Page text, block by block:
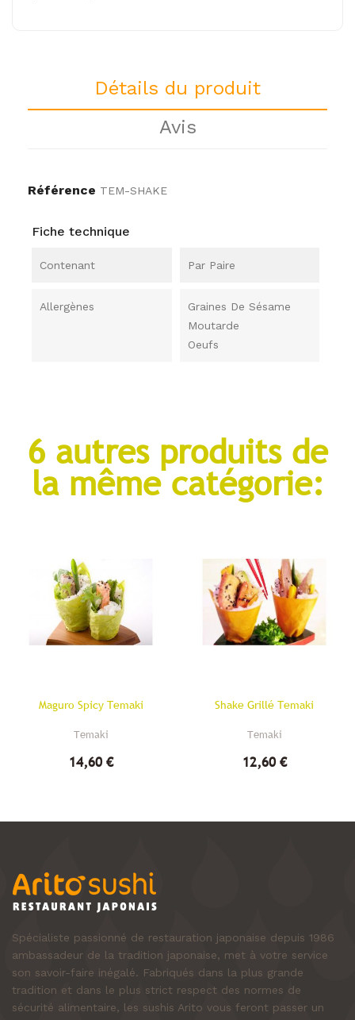
Détails du produit
Avis
Référence TEM-SHAKE
Fiche technique
Contenant Par Paire
Allergènes
Graines De Sésame
Moutarde
Oeufs
6 autres produits de
la même catégorie:
Maguro Spicy Temaki
Temaki
14,60 €
Shake Grillé Temaki
Temaki
12,60 €
Spécialiste passionné de restauration japonaise depuis 1986
ambassadeur de la tradition japonaise, met à votre service
son savoir-faire inégalé. Fabriqués dans la plus grande
tradition et dans le plus strict respect des normes de
sécurité alimentaire, les sushis Arito vous feront passer un